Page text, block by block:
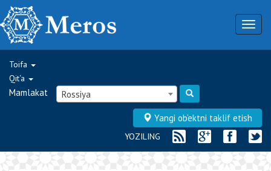
Toifa
Qit‘a
Mamlakat Rossiya
Yangi ob‘ektni taklif etish
YOZILING